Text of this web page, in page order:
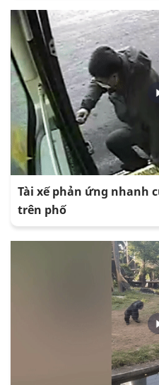
Tài xế phản ứng nhanh
trên phố